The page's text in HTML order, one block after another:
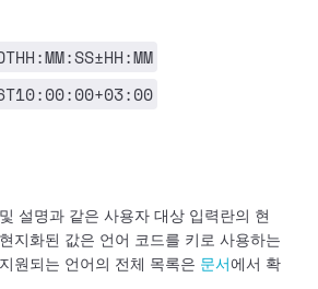
설명과 같은 사용자 대상 입력란의 현
지화된 값은 언어 코드를 키로 사용하는
원되는 언어의 전체 목록은 문서 에서 확